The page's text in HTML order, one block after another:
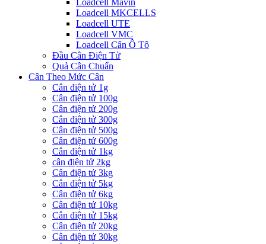
Loadcell Mavin
Loadcell MKCELLS
Loadcell UTE
Loadcell VMC
Loadcell Cân Ô Tô
Đầu Cân Điện Tử
Quả Cân Chuẩn
Cân Theo Mức Cân
Cân điện tử 1g
Cân điện tử 100g
Cân điện tử 200g
Cân điện tử 300g
Cân điện tử 500g
Cân điện tử 600g
Cân điện tử 1kg
cân điện tử 2kg
Cân điện tử 3kg
Cân điện tử 5kg
Cân điện tử 6kg
Cân điện tử 10kg
Cân điện tử 15kg
Cân điện tử 20kg
Cân điện tử 30kg